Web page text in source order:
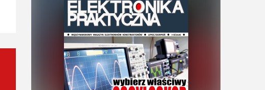
Moduły
Narzędzia
Optoelektronika
PCB/Montaż
Podstawy elektroniki